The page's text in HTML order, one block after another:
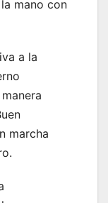
mano con
a la
marcha